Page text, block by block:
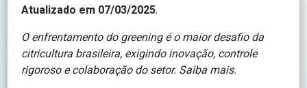
Atualizado em 07/03/2025.
O enfrentamento do greening é o maior desafio da
citricultura brasileira, exigindo inovação, controle
rigoroso e colaboração do setor. Saiba mais.